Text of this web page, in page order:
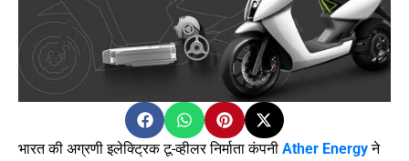
भारत की अग्रणी इलेक्ट्रिक टू-व्हीलर निर्माता कंपनी Ather Energyने